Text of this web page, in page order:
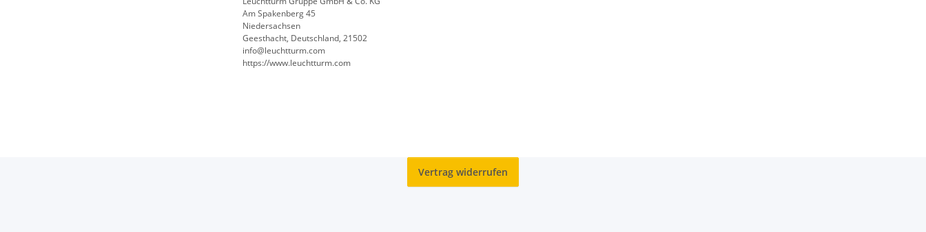
Am Spakenberg 45
Niedersachsen
Geesthacht, Deutschland, 21502
info@leuchtturm.com
https://www.leuchtturm.com
Vertrag widerrufen